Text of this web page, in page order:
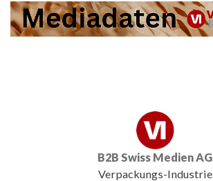
B2B Swiss Medien AG
Verpackungs-Industrie